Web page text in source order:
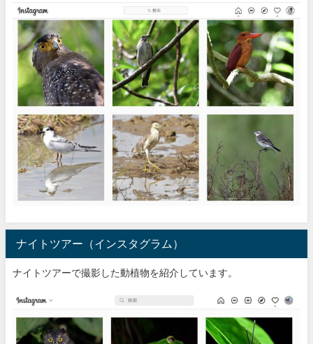
ナイトツアー（インスタグラム）
ナイトツアーで撮影した動植物を紹介しています。